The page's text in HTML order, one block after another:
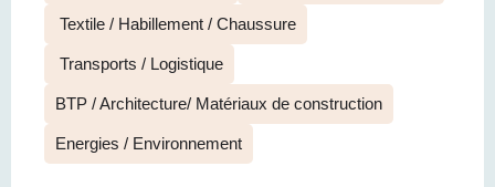
Textile / Habillement / Chaussure
Transports / Logistique
BTP / Architecture/ Matériaux de construction
Energies / Environnement